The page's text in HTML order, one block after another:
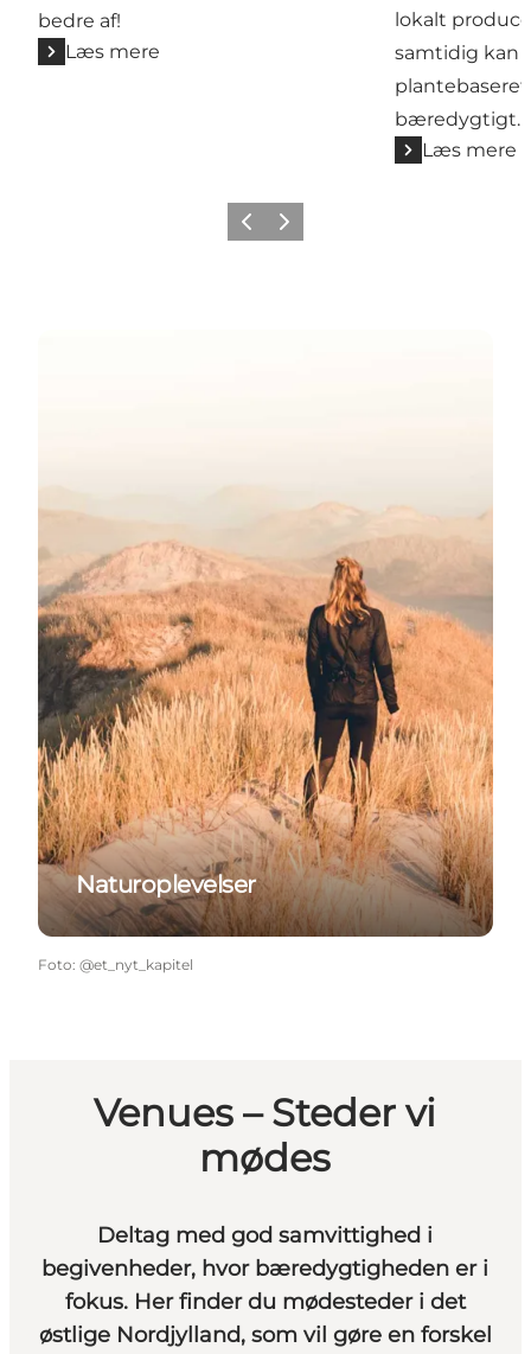
bedre af!
Læs mere
lokalt
samtidig kan
bæredygtigt.
Læs mere
ForrigeNæste
Naturoplevelser
Foto: @et_nyt_kapitel
Venues – Steder vi
mødes
Deltag med god samvittighed i
begivenheder, hvor bæredygtigheden er i
fokus. Her finder du mødesteder i det
østlige Nordjylland, som vil gøre en forskel